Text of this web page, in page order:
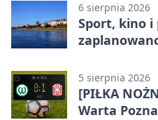
6 sierpnia 2026
Sport, kino
5 sierpnia 2026
[PIŁKA
Warta